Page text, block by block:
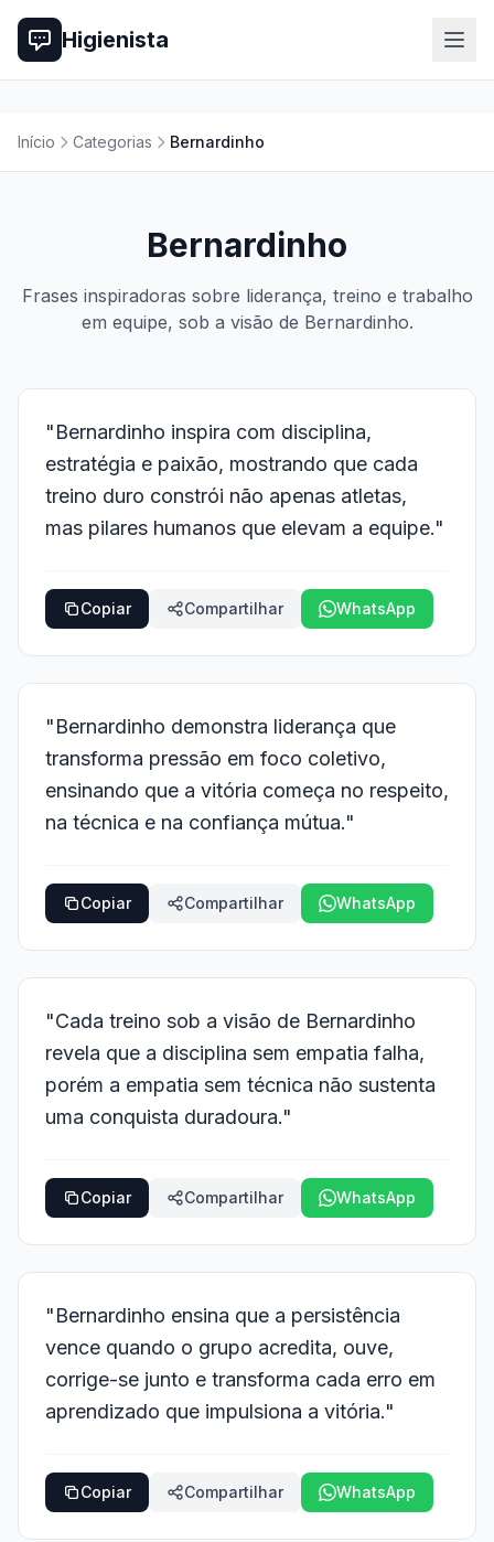
Higienista
Início Categorias Bernardinho
Bernardinho
Frases inspiradoras sobre liderança, treino e trabalho
em equipe, sob a visão de Bernardinho.
"Bernardinho inspira com disciplina,
estratégia e paixão, mostrando que cada
treino duro constrói não apenas atletas,
mas pilares humanos que elevam a equipe."
Copiar Compartilhar WhatsApp
"Bernardinho demonstra liderança que
transforma pressão em foco coletivo,
ensinando que a vitória começa no respeito,
na técnica e na confiança mútua."
Copiar Compartilhar WhatsApp
"Cada treino sob a visão de Bernardinho
revela que a disciplina sem empatia falha,
porém a empatia sem técnica não sustenta
uma conquista duradoura."
Copiar Compartilhar WhatsApp
"Bernardinho ensina que a persistência
vence quando o grupo acredita, ouve,
corrige-se junto e transforma cada erro em
aprendizado que impulsiona a vitória."
Copiar Compartilhar WhatsApp